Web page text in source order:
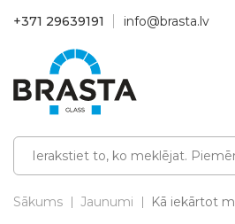
+371 29639191 info@brasta.lv
Sākums Jaunumi Kā iekārtot